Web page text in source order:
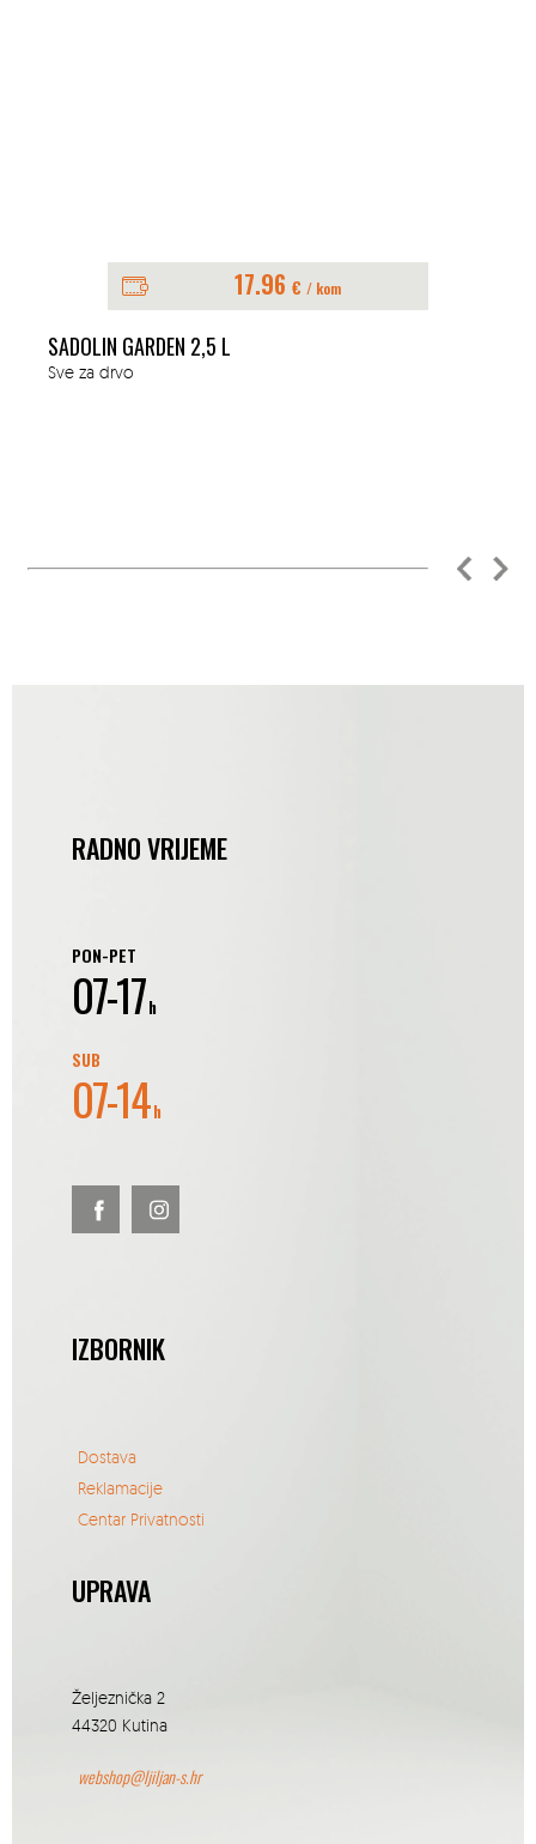
17.96 € / kom
SADOLIN GARDEN 2,5 L
Sve za drvo
RADNO VRIJEME
PON-PET
07-17h
SUB
07-14h
IZBORNIK
Dostava
Reklamacije
Centar Privatnosti
UPRAVA
Željeznička 2
44320 Kutina
webshop@ljiljan-s.hr